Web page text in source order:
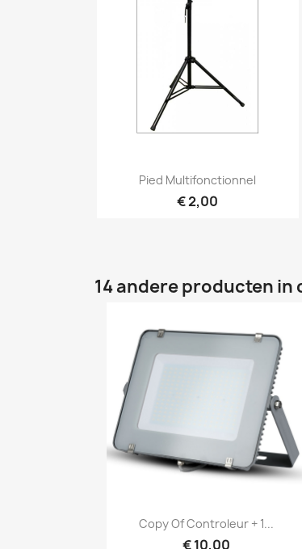
 Snel bekijken
Pied Multifonctionnel
€ 2,00
14 andere producten
Snel bekijken
Copy Of Controleur + 1...
€ 10,00